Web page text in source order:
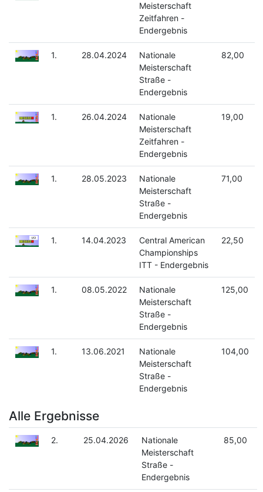
Meisterschaft
Zeitfahren -
Endergebnis
1. 28.04.2024
Nationale
Meisterschaft
Straße -
Endergebnis
82,00
1. 26.04.2024
Nationale
Meisterschaft
Zeitfahren -
Endergebnis
19,00
1. 28.05.2023
Nationale
Meisterschaft
Straße -
Endergebnis
71,00
1. 14.04.2023
Central American
Championships
ITT - Endergebnis
22,50
1. 08.05.2022
Nationale
Meisterschaft
Straße -
Endergebnis
125,00
1. 13.06.2021
Nationale
Meisterschaft
Straße -
Endergebnis
104,00
Alle Ergebnisse
2. 25.04.2026
Nationale
Meisterschaft
Straße -
Endergebnis
85,00